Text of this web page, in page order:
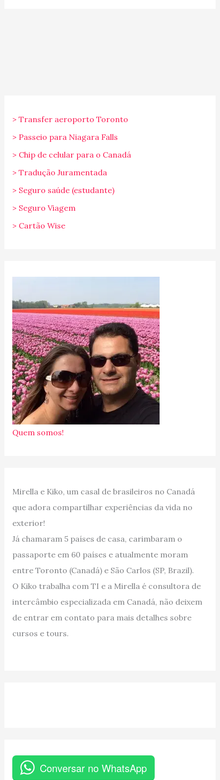
> Transfer aeroporto Toronto
> Passeio para Niagara Falls
> Chip de celular para o Canadá
> Tradução Juramentada
> Seguro saúde (estudante)
> Seguro Viagem
> Cartão Wise
Quem somos!
Mirella e Kiko, um casal de brasileiros no Canadá
que adora compartilhar experiências da vida no
exterior!
Já chamaram 5 países de casa, carimbaram o
passaporte em 60 países e atualmente moram
entre Toronto (Canadá) e São Carlos (SP, Brazil).
O Kiko trabalha com TI e a Mirella é consultora de
intercâmbio especializada em Canadá, não deixem
de entrar em contato para mais detalhes sobre
cursos e tours.
Conversar no WhatsApp